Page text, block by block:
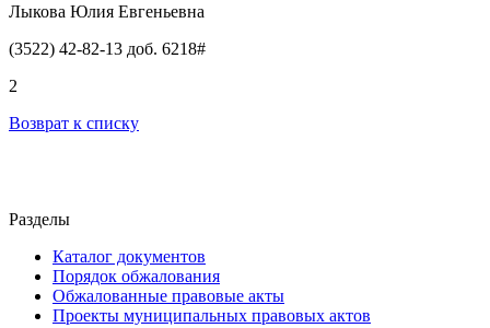
Лыкова Юлия Евгеньевна
(3522) 42-82-13 доб. 6218#
2
Возврат к списку
Разделы
Каталог документов
Порядок обжалования
Обжалованные правовые акты
Проекты муниципальных правовых актов